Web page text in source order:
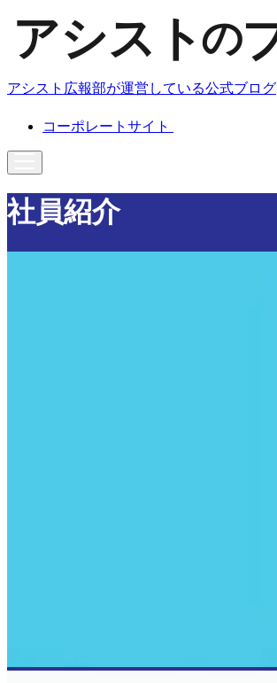
アシスト広報部が運営している公式ブログ
コーポレートサイト
社員紹介